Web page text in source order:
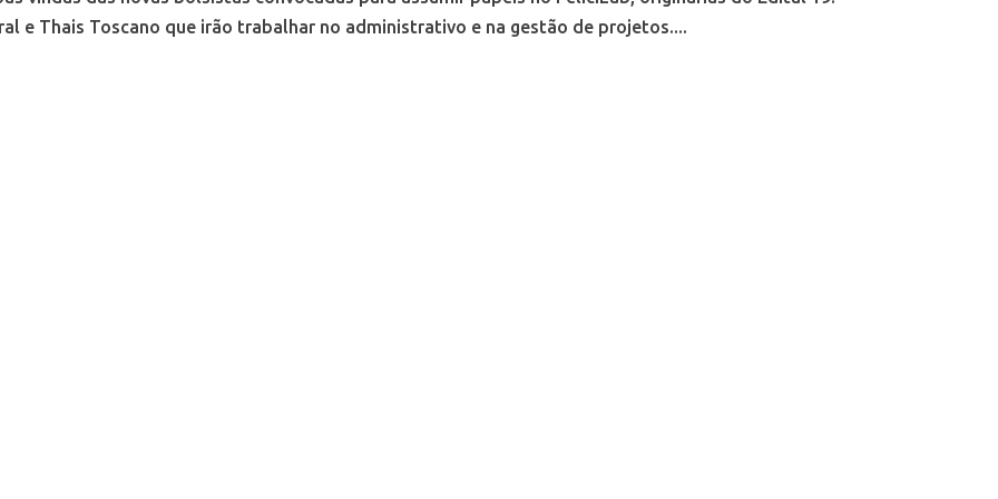
e Thais Toscano que irão trabalhar no administrativo e na gestão de projetos....